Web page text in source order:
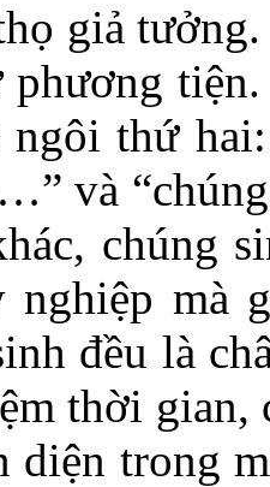
giả
phương
ngôi thứ
và
chúng
nghiệp mà
đều là
thời
diện trong